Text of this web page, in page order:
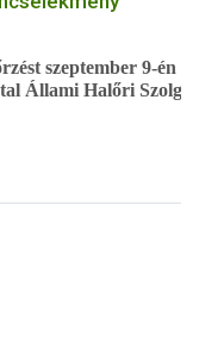
szeptember 9-én a
Állami Halőri
kiderült, hogy hamis
okirat hamisításért